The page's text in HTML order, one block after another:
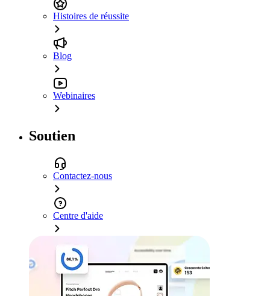
Histoires de réussite
Blog
Webinaires
Soutien
Contactez-nous
Centre d'aide